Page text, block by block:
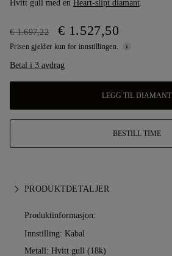
Hvitt gull med en Heart-slipt diamant.
€ 1.697,22 € 1.527,50
Prisen gjelder kun for innstillingen.
Betal i 3 avdrag
LEGG TIL DIAMANT
BESTILL TIME
PRODUKTDETALJER
Produktinformasjon:
Innstilling: Kabal
Metall: Hvitt gull (18k)